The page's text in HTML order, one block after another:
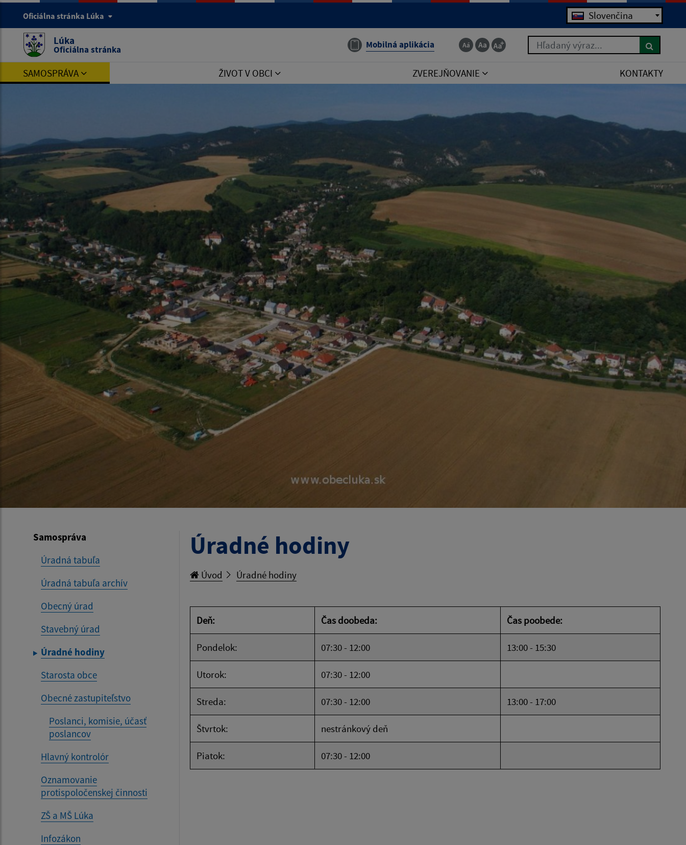
Oficiálna stránka Lúka Jazyk Slovenčina
Lúka
Oficiálna stránka Mobilná aplikácia Hľadaný výraz...
SAMOSPRÁVA ŽIVOT V OBCI ZVEREJŇOVANIE KONTAKTY
Samospráva
Úradná tabuľa
Úradná tabuľa archív
Obecný úrad
Stavebný úrad
Úradné hodiny
Starosta obce
Obecné zastupiteľstvo
Poslanci, komisie, účasť
poslancov
Hlavný kontrolór
Oznamovanie
protispoločenskej činnosti
ZŠ a MŠ Lúka
Infozákon
Úradné hodiny
Úvod Úradné hodiny
Deň: Čas doobeda: Čas poobede:
Pondelok: 07:30 - 12:00 13:00 - 15:30
Utorok: 07:30 - 12:00
Streda: 07:30 - 12:00 13:00 - 17:00
Štvrtok: nestránkový deň
Piatok: 07:30 - 12:00